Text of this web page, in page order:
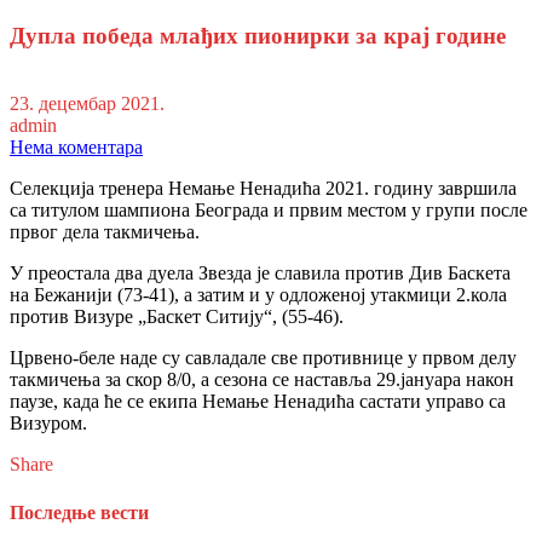
Дупла победа млађих пионирки за крај године
23. децембар 2021.
admin
Нема коментара
Селекција тренера Немање Ненадића 2021. годину завршила
са титулом шампиона Београда и првим местом у групи после
првог дела такмичења.
У преостала два дуела Звезда је славила против Див Баскета
на Бежанији (73-41), а затим и у одложеној утакмици 2.кола
против Визуре „Баскет Ситију“, (55-46).
Црвено-беле наде су савладале све противнице у првом делу
такмичења за скор 8/0, а сезона се наставља 29.јануара након
паузе, када ће се екипа Немање Ненадића састати управо са
Визуром.
Share
Последње вести